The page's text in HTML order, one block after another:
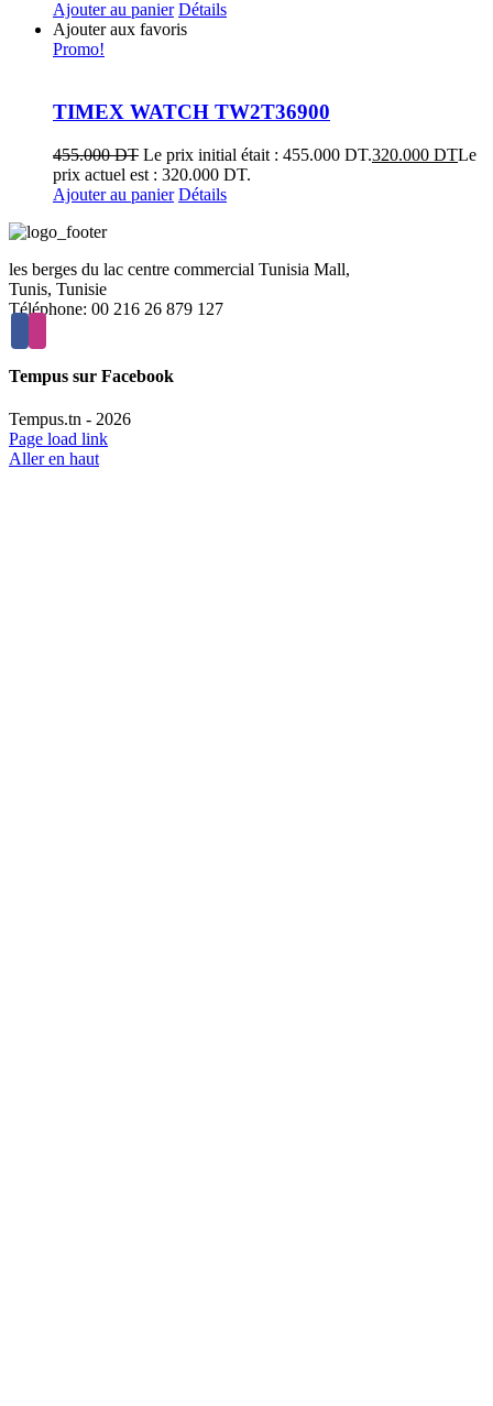
Ajouter au panier Détails
Ajouter aux favoris
Promo!
TIMEX WATCH TW2T36900
455.000DT Le prix initial était : 455.000 DT.320.000 DTLe
prix actuel est : 320.000 DT.
Ajouter au panier Détails
les berges du lac centre commercial Tunisia Mall,
Tunis, Tunisie
Téléphone: 00 216 26 879 127
Tempus sur Facebook
Tempus.tn - 2026
Page load link
Aller en haut